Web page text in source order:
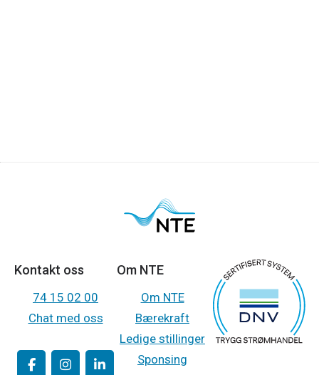
Kontakt oss
74 15 02 00
Chat med oss
Om NTE
Om NTE
Bærekraft
Ledige stillinger
Sponsing